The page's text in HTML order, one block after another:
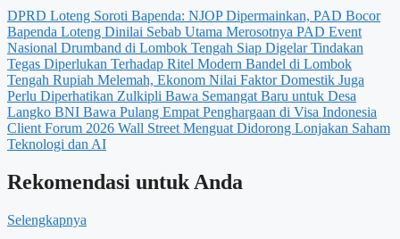
DPRD Loteng Soroti Bapenda: NJOP Dipermainkan, PAD Bocor
Bapenda Loteng Dinilai Sebab Utama Merosotnya PAD Event
Nasional Drumband di Lombok Tengah Siap DigelarTindakan
Tegas Diperlukan Terhadap Ritel Modern Bandel di Lombok
Tengah Rupiah Melemah, Ekonom Nilai Faktor Domestik Juga
Perlu Diperhatikan Zulkipli Bawa Semangat Baru untuk Desa
Langko BNI Bawa Pulang Empat Penghargaan di Visa Indonesia
Client Forum 2026 Wall Street Menguat Didorong Lonjakan Saham
Teknologi dan AI
Rekomendasi untuk Anda
Selengkapnya